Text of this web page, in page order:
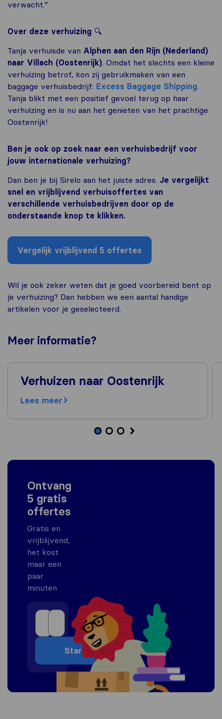
verwacht.”
Over deze verhuizing 🔍
Tanja verhuisde van Alphen aan den Rijn (Nederland)
naar Villach (Oostenrijk). Omdat het slechts een kleine
verhuizing betrof, kon zij gebruikmaken van een
baggage verhuisbedrijf: Excess Baggage Shipping.
Tanja blikt met een positief gevoel terug op haar
verhuizing en is nu aan het genieten van het prachtige
Oostenrijk!
Ben je ook op zoek naar een verhuisbedrijf voor
jouw internationale verhuizing?
Dan ben je bij Sirelo aan het juiste adres. Je vergelijkt
snel en vrijblijvend verhuisoffertes van
verschillende verhuisbedrijven door op de
onderstaande knop te klikken.
Vergelijk vrijblijvend 5 offertes
Wil je ook zeker weten dat je goed voorbereid bent op
je verhuizing? Dan hebben we een aantal handige
artikelen voor je geselecteerd.
Meer informatie?
Verhuizen naar Oostenrijk
Lees meer
Ontvang
5 gratis
offertes
Gratis en
vrijblijvend,
het kost
maar een
paar
minuten
Start